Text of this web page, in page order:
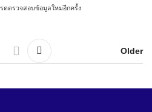
ดตรวจสอบข้อมูลใหม่อีกครั้ง
Older